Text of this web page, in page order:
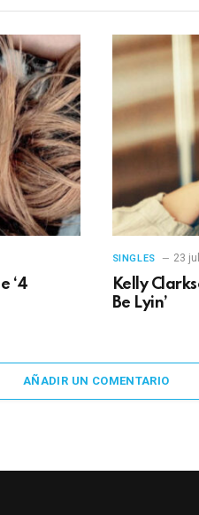
‘4
SINGLES 23
Kelly
Be Lyin’
AÑADIR UN COMENTARIO